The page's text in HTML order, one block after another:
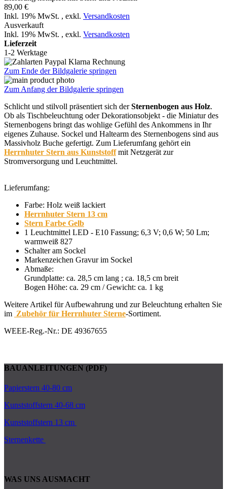
89,00 €
Inkl. 19% MwSt. , exkl. Versandkosten
Ausverkauft
Inkl. 19% MwSt. , exkl. Versandkosten
Lieferzeit
1-2 Werktage
Zum Ende der Bildgalerie springen
Zum Anfang der Bildgalerie springen
Schlicht und stilvoll präsentiert sich derSternenbogen aus Holz.
Ob als Tischbeleuchtung oder Dekorationsobjekt - die Miniatur des
Sternenbogens bringt das wohlige Gefühl des Ankommens in Ihr
eigenes Zuhause. Sockel und Haltearm des Sternenbogens sind aus
Massivholz Buche gefertigt. Zum Lieferumfang gehört ein
Herrnhuter Stern aus Kunststoffmit Netzgerät zur
Stromversorgung und Leuchtmittel.
Lieferumfang:
Farbe: Holz weiß lackiert
Herrnhuter Stern 13 cm
Stern Farbe Gelb
1 Leuchtmittel LED - E10 Fassung; 6,3 V; 0,6 W; 50 Lm;
warmweiß 827
Schalter am Sockel
Markenzeichen Gravur im Sockel
Abmaße:
Grundplatte: ca. 28,5 cm lang ; ca. 18,5 cm breit
Bogen Höhe: ca. 29 cm / Gewicht: ca. 1 kg
Weitere Artikel für Aufbewahrung und zur Beleuchtung erhalten Sie
im Zubehör für Herrnhuter Sterne-Sortiment.
WEEE-Reg.-Nr.: DE 49367655
BAUANLEITUNGEN (PDF)
Papierstern 40-80 cm
Kunststoffstern 40-68 cm
Kunststoffstern 13 cm
Sternenkette
WAS UNS AUSMACHT